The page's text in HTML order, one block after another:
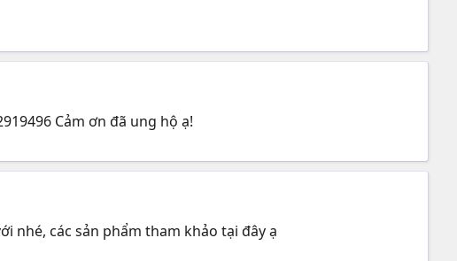
Cảm ơn đã ung hộ ạ!
nhé, các sản phẩm tham khảo tại đây ạ